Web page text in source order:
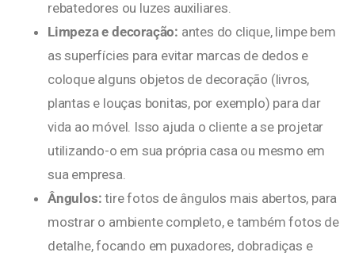
rebatedores ou luzes auxiliares.
Limpeza e decoração: antes do clique, limpe bem
as superfícies para evitar marcas de dedos e
coloque alguns objetos de decoração (livros,
plantas e louças bonitas, por exemplo) para dar
vida ao móvel. Isso ajuda o cliente a se projetar
utilizando-o em sua própria casa ou mesmo em
sua empresa.
Ângulos: tire fotos de ângulos mais abertos, para
mostrar o ambiente completo, e também fotos de
detalhe, focando em puxadores, dobradiças e